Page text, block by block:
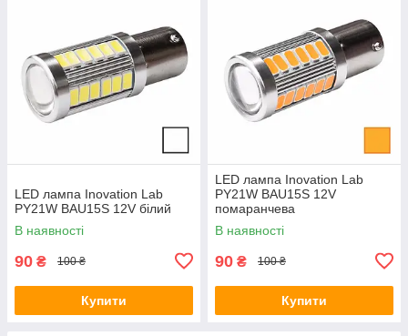
LED лампа Inovation Lab
PY21W BAU15S 12V білий
В наявності
90 ₴ 100 ₴
Купити
LED лампа Inovation Lab
PY21W BAU15S 12V
помаранчева
В наявності
90 ₴ 100 ₴
Купити